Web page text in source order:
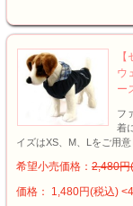
ウ
ー
フ
着
イズはXS、M、Lをご用意
希望小売価格： 2,480円
価格： 1,480円(税込)